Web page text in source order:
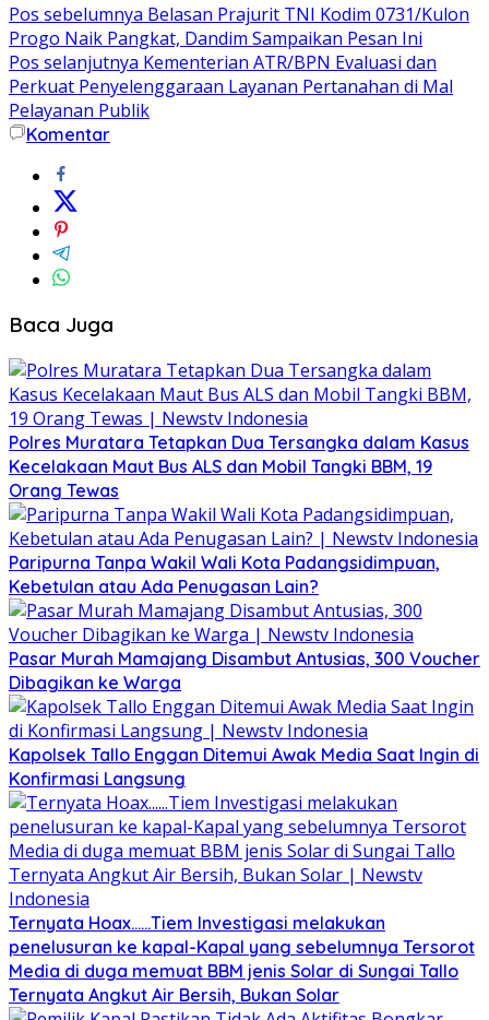
Pos sebelumnya Belasan Prajurit TNI Kodim 0731/Kulon
Progo Naik Pangkat, Dandim Sampaikan Pesan Ini
Pos selanjutnya Kementerian ATR/BPN Evaluasi dan
Perkuat Penyelenggaraan Layanan Pertanahan di Mal
Pelayanan Publik
Komentar
Baca Juga
Polres Muratara Tetapkan Dua Tersangka dalam Kasus
Kecelakaan Maut Bus ALS dan Mobil Tangki BBM, 19
Orang Tewas
Paripurna Tanpa Wakil Wali Kota Padangsidimpuan,
Kebetulan atau Ada Penugasan Lain?
Pasar Murah Mamajang Disambut Antusias, 300 Voucher
Dibagikan ke Warga
Kapolsek Tallo Enggan Ditemui Awak Media Saat Ingin di
Konfirmasi Langsung
Ternyata Hoax……Tiem Investigasi melakukan
penelusuran ke kapal-Kapal yang sebelumnya Tersorot
Media di duga memuat BBM jenis Solar di Sungai Tallo
Ternyata Angkut Air Bersih, Bukan Solar